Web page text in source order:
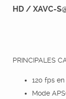
HD / XAVC-
PRINCIPALES
120 fps
Mode